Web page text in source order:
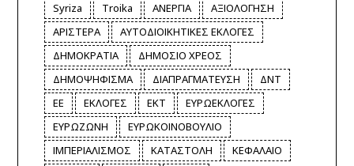
Syriza
Troika ΑΝΕΡΓΙΑ
ΑΞΙΟΛΟΓΗΣΗ
ΑΡΙΣΤΕΡΑ
ΑΥΤΟΔΙΟΙΚΗΤΙΚΕΣ ΕΚΛΟΓΕΣ
ΔΗΜΟΚΡΑΤΙΑ
ΔΗΜΟΣΙΟ ΧΡΕΟΣ
ΔΗΜΟΨΗΦΙΣΜΑ
ΔΙΑΠΡΑΓΜΑΤΕΥΣΗ
ΔΝΤ
ΕΕ
ΕΚΛΟΓΕΣ ΕΚΤ
ΕΥΡΩΕΚΛΟΓΕΣ
ΕΥΡΩΖΩΝΗ
ΕΥΡΩΚΟΙΝΟΒΟΥΛΙΟ
ΙΜΠΕΡΙΑΛΙΣΜΟΣ
ΚΑΤΑΣΤΟΛΗ
ΚΕΦΑΛΑΙΟ